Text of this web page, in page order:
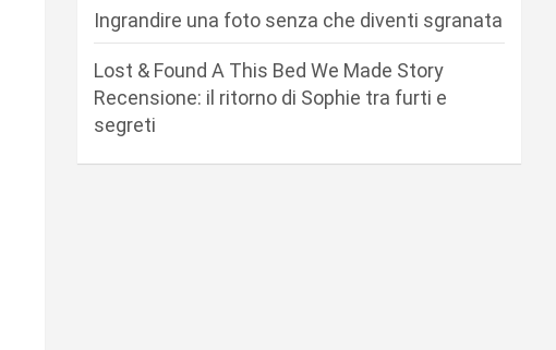
Ingrandire una foto senza che diventi sgranata
Lost & Found A This Bed We Made Story
Recensione: il ritorno di Sophie tra furti e
segreti